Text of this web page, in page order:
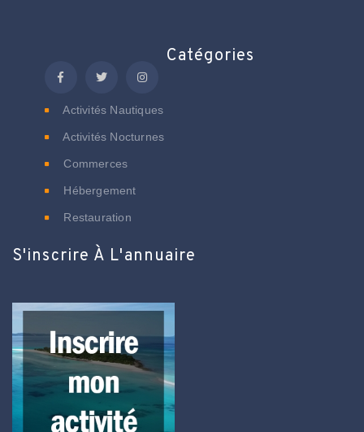
Catégories
Activités Nautiques
Activités Nocturnes
Commerces
Hébergement
Restauration
S'inscrire À L'annuaire